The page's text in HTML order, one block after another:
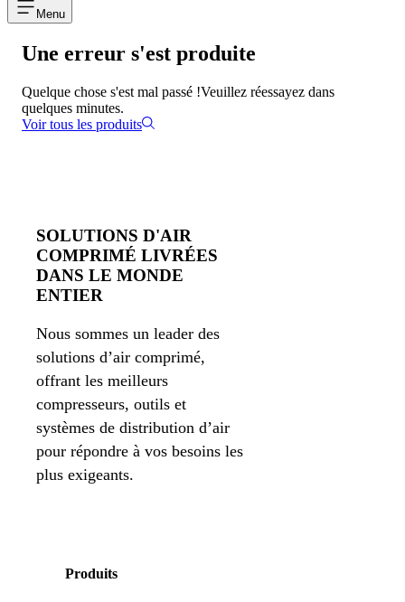
Menu
Une erreur s'est produite
Quelque chose s'est mal passé !Veuillez réessayez dans
quelques minutes.
Voir tous les produits
SOLUTIONS D'AIR
COMPRIMÉ LIVRÉES
DANS LE MONDE
ENTIER
Nous sommes un leader des
solutions d’air comprimé,
offrant les meilleurs
compresseurs, outils et
systèmes de distribution d’air
pour répondre à vos besoins les
plus exigeants.
Produits